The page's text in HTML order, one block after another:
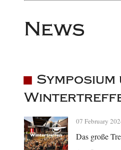
News
Symposium
07 February
Das große